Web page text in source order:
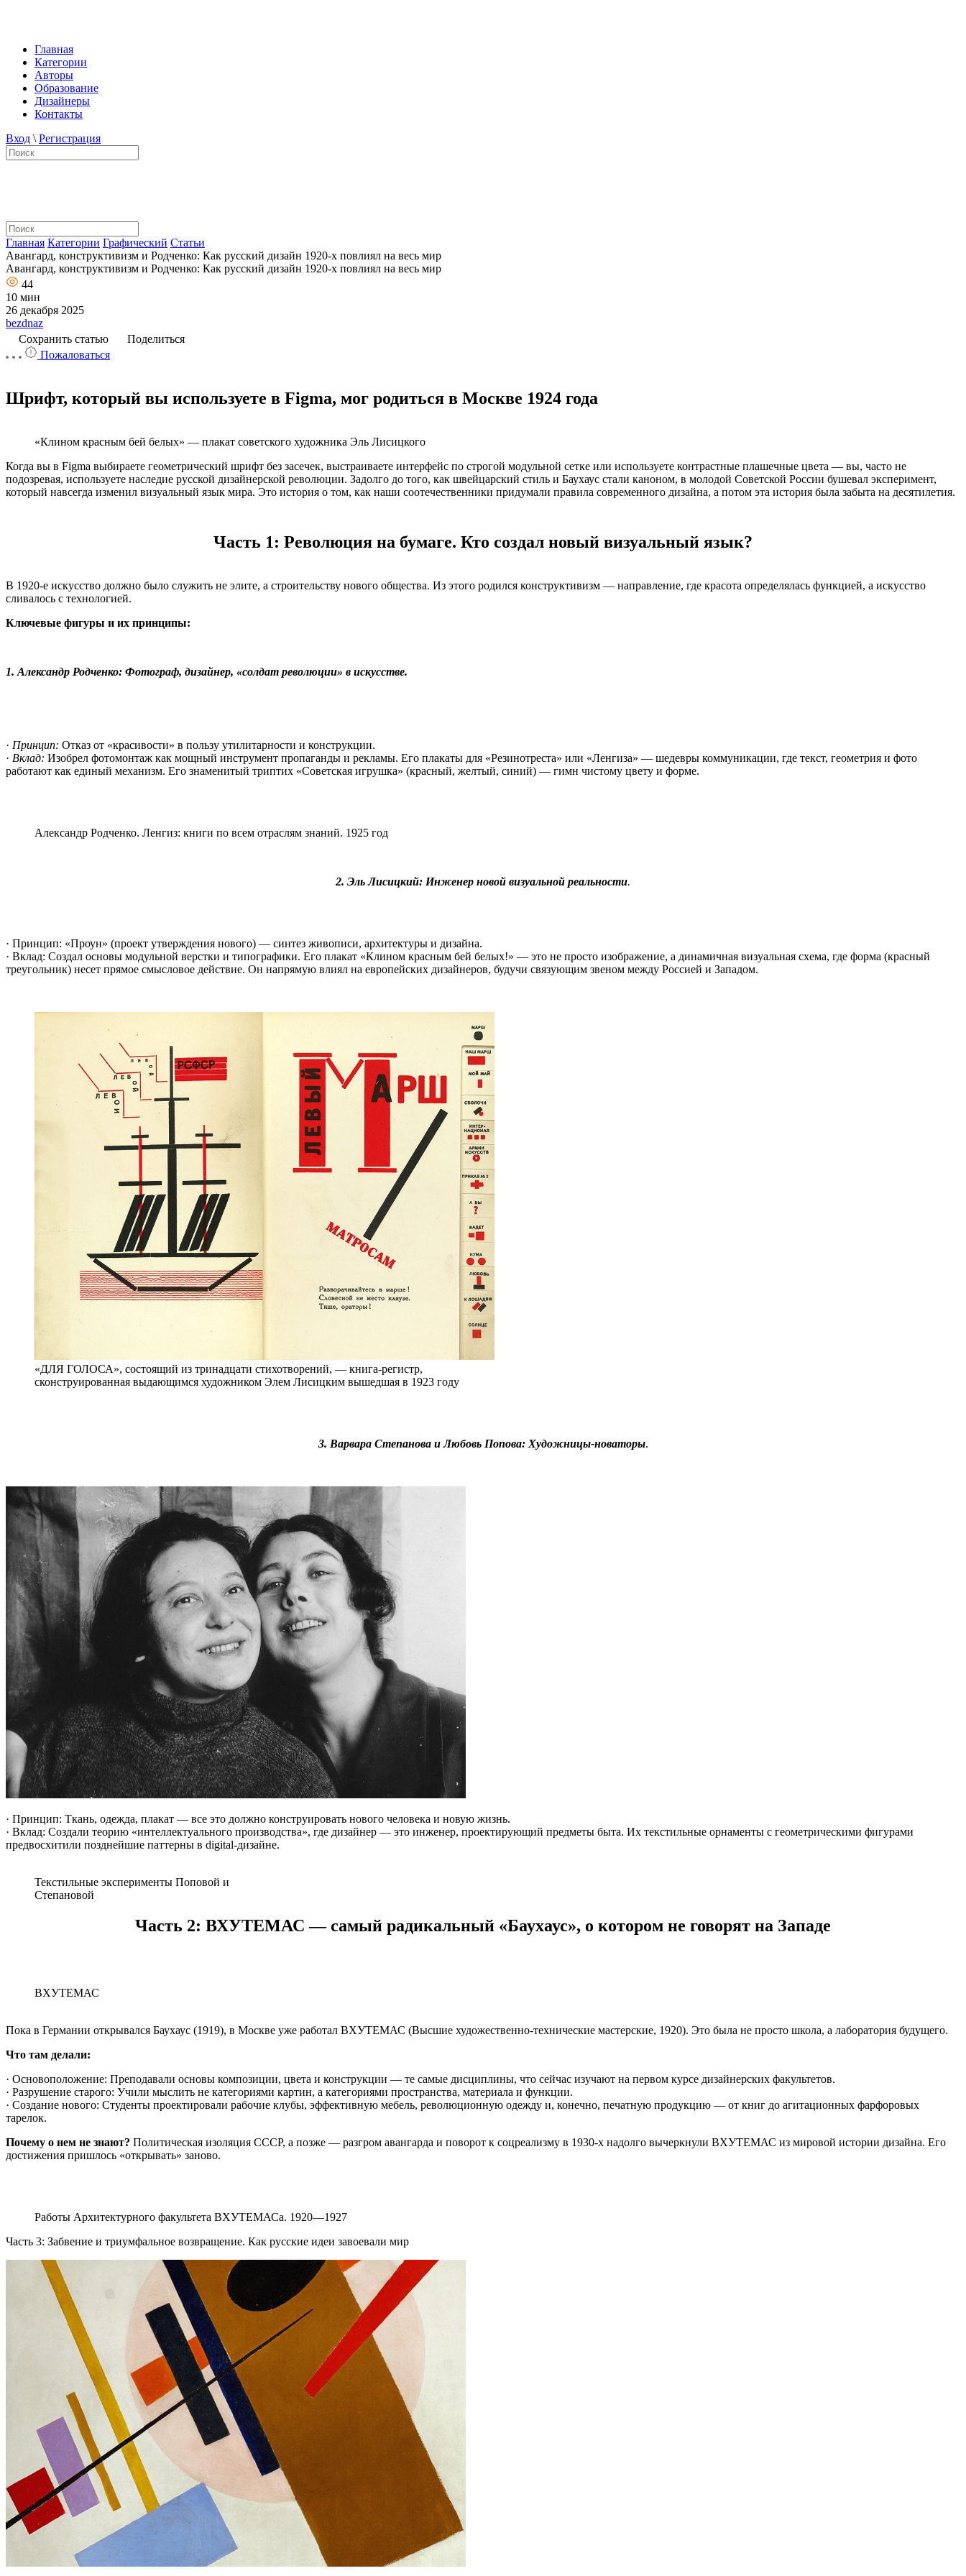
Главная
Категории
Авторы
Образование
Дизайнеры
Контакты
Вход \ Регистрация
Главная Категории Графический Статьи
Авангард, конструктивизм и Родченко: Как русский дизайн 1920-х повлиял на весь мир
Авангард, конструктивизм и Родченко: Как русский дизайн 1920-х повлиял на весь мир
44
10 мин
26 декабря 2025
bezdnaz
Сохранить статью
Поделиться
Пожаловаться
Шрифт, который вы используете в Figma, мог родиться в Москве 1924 года
«Клином красным бей белых» — плакат советского художника Эль Лисицкого
Когда вы в Figma выбираете геометрический шрифт без засечек, выстраиваете интерфейс по строгой модульной сетке или используете контрастные плашечные цвета — вы, часто не
подозревая, используете наследие русской дизайнерской революции. Задолго до того, как швейцарский стиль и Баухаус стали каноном, в молодой Советской России бушевал эксперимент,
который навсегда изменил визуальный язык мира. Это история о том, как наши соотечественники придумали правила современного дизайна, а потом эта история была забыта на десятилетия.
Часть 1: Революция на бумаге. Кто создал новый визуальный язык?
В 1920-е искусство должно было служить не элите, а строительству нового общества. Из этого родился конструктивизм — направление, где красота определялась функцией, а искусство
сливалось с технологией.
Ключевые фигуры и их принципы:
1. Александр Родченко: Фотограф, дизайнер, «солдат революции» в искусстве.
· Принцип: Отказ от «красивости» в пользу утилитарности и конструкции.
· Вклад: Изобрел фотомонтаж как мощный инструмент пропаганды и рекламы. Его плакаты для «Резинотреста» или «Ленгиза» — шедевры коммуникации, где текст, геометрия и фото
работают как единый механизм. Его знаменитый триптих «Советская игрушка» (красный, желтый, синий) — гимн чистому цвету и форме.
Александр Родченко. Ленгиз: книги по всем отраслям знаний. 1925 год
2. Эль Лисицкий: Инженер новой визуальной реальности.
· Принцип: «Проун» (проект утверждения нового) — синтез живописи, архитектуры и дизайна.
· Вклад: Создал основы модульной верстки и типографики. Его плакат «Клином красным бей белых!» — это не просто изображение, а динамичная визуальная схема, где форма (красный
треугольник) несет прямое смысловое действие. Он напрямую влиял на европейских дизайнеров, будучи связующим звеном между Россией и Западом.
«ДЛЯ ГОЛОСА», состоящий из тринадцати стихотворений, — книга-регистр,
сконструированная выдающимся художником Элем Лисицким вышедшая в 1923 году
3. Варвара Степанова и Любовь Попова: Художницы-новаторы.
· Принцип: Ткань, одежда, плакат — все это должно конструировать нового человека и новую жизнь.
· Вклад: Создали теорию «интеллектуального производства», где дизайнер — это инженер, проектирующий предметы быта. Их текстильные орнаменты с геометрическими фигурами
предвосхитили позднейшие паттерны в digital-дизайне.
Текстильные эксперименты Поповой и
Степановой
Часть 2: ВХУТЕМАС — самый радикальный «Баухаус», о котором не говорят на Западе
ВХУТЕМАС
Пока в Германии открывался Баухаус (1919), в Москве уже работал ВХУТЕМАС (Высшие художественно-технические мастерские, 1920). Это была не просто школа, а лаборатория будущего.
Что там делали:
· Основоположение: Преподавали основы композиции, цвета и конструкции — те самые дисциплины, что сейчас изучают на первом курсе дизайнерских факультетов.
· Разрушение старого: Учили мыслить не категориями картин, а категориями пространства, материала и функции.
· Создание нового: Студенты проектировали рабочие клубы, эффективную мебель, революционную одежду и, конечно, печатную продукцию — от книг до агитационных фарфоровых
тарелок.
Почему о нем не знают? Политическая изоляция СССР, а позже — разгром авангарда и поворот к соцреализму в 1930-х надолго вычеркнули ВХУТЕМАС из мировой истории дизайна. Его
достижения пришлось «открывать» заново.
Работы Архитектурного факультета ВХУТЕМАСа. 1920—1927
Часть 3: Забвение и триумфальное возвращение. Как русские идеи завоевали мир